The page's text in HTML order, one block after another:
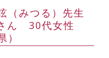
みつる）先生
ん 30代女性
）